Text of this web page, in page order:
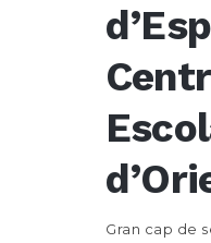
Gran cap de